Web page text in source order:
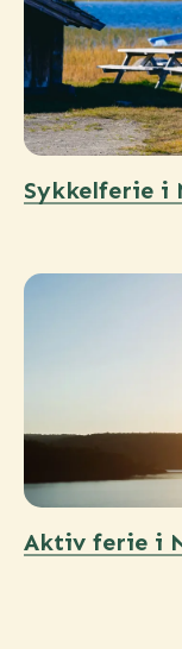
Sykkelferie i
Aktiv ferie i